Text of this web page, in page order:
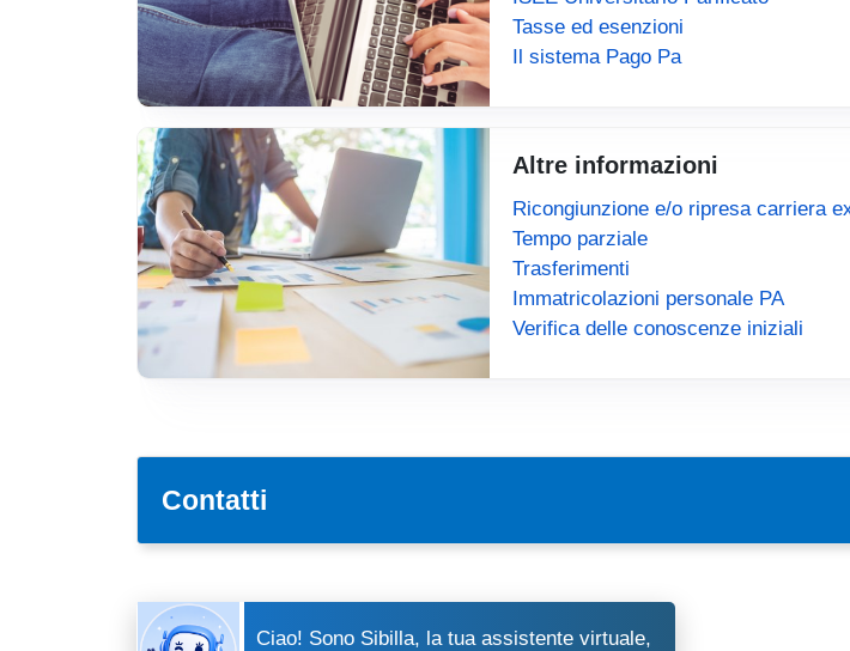
Tasse ed esenzioni
Il sistema Pago Pa
Altre informazioni
Ricongiunzione e/o ripresa carriera
Tempo parziale
Trasferimenti
Immatricolazioni personale PA
Verifica delle conoscenze iniziali
Contatti
Ciao! Sono Sibilla, la tua assistente virtuale,